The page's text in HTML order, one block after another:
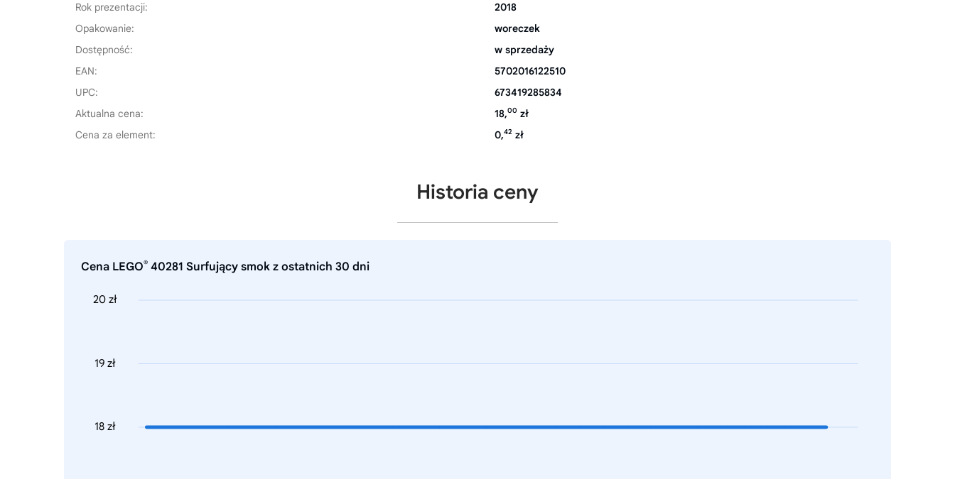
Rok prezentacji:
2018
Opakowanie:
woreczek
Dostępność:
w sprzedaży
EAN:
5702016122510
UPC:
673419285834
Aktualna cena:
18,00 zł
Cena za element:
0,42 zł
Historia ceny
Cena LEGO® 40281 Surfujący smok z ostatnich 30 dni
20 zł
19 zł
18 zł